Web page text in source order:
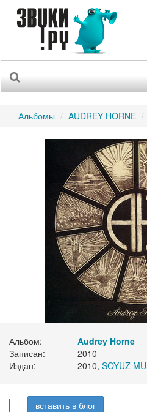
Альбомы AUDREY HORNE
Альбом:
Audrey Horne
Записан:
2010
Издан:
2010, SOYUZ
вставить в блог